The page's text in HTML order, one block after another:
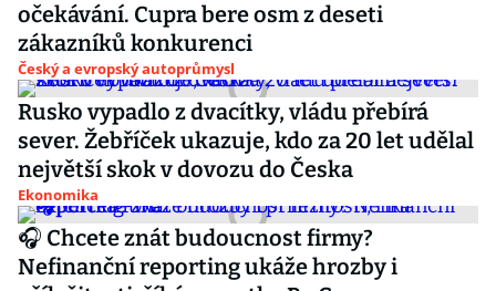
očekávání. Cupra bere osm z deseti
zákazníků konkurenci
Český a evropský autoprůmysl
Rusko vypadlo z dvacítky, vládu přebírá
sever. Žebříček ukazuje, kdo za 20 let udělal
největší skok v dovozu do Česka
Ekonomika
🎧 Chcete znát budoucnost firmy?
Nefinanční reporting ukáže hrozby i